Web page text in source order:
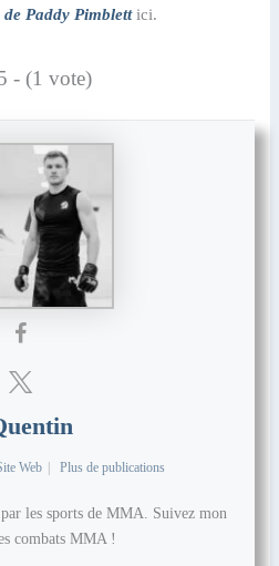
de Paddy Pimblettici.
- (1 vote)
Web | Plus de publications
les sports de MMA. Suivez mon
combats MMA !